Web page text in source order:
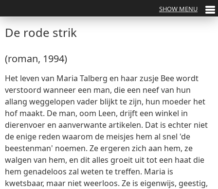
De rode strik
(roman, 1994)
Het leven van Maria Talberg en haar zusje Bee wordt
verstoord wanneer een man, die een neef van hun
allang weggelopen vader blijkt te zijn, hun moeder het
hof maakt. De man, oom Leen, drijft een winkel in
dierenvoer en aanverwante artikelen. Dat is echter niet
de enige reden waarom de meisjes hem al snel 'de
beestenman' noemen. Ze ergeren zich aan hem, ze
walgen van hem, en dit alles groeit uit tot een haat die
hem genadeloos zal weten te treffen. Maria is
kwetsbaar, maar niet weerloos. Ze is eigenwijs, geestig,